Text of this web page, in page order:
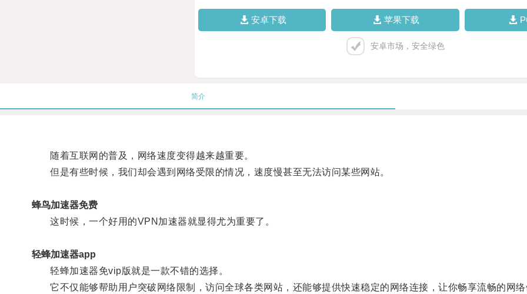
安卓下载 苹果下载
安卓市场，安全绿色
简介
随着互联网的普及，网络速度变得越来越重要。
但是有些时候，我们却会遇到网络受限的情况，速度慢甚至无法访问某些网站。
蜂鸟加速器免费
这时候，一个好用的VPN加速器就显得尤为重要了。
轻蜂加速器app
轻蜂加速器免vip版就是一款不错的选择。
它不仅能够帮助用户突破网络限制，访问全球各类网站，还能够提供快速稳定的网络连接，让你畅享流畅的网络